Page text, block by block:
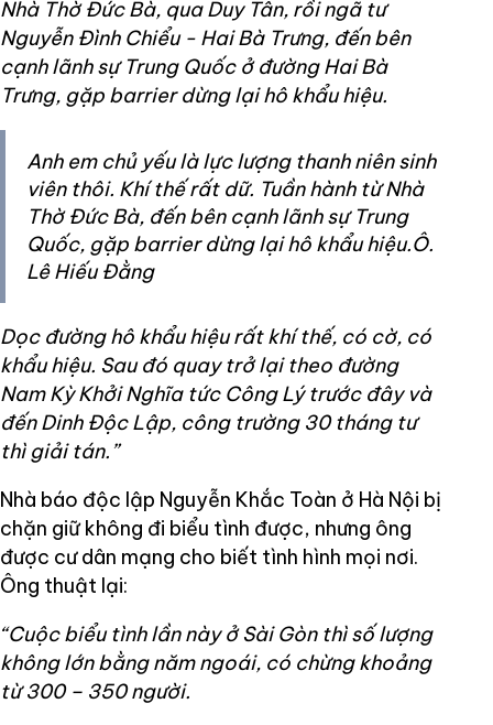
Nhà Thờ Đức Bà, qua Duy Tân, rồi ngã tư
Nguyễn Đình Chiểu - Hai Bà Trưng, đến bên
cạnh lãnh sự Trung Quốc ở đường Hai Bà
Trưng, gặp barrier dừng lại hô khẩu hiệu.
Anh em chủ yếu là lực lượng thanh niên sinh
viên thôi. Khí thế rất dữ. Tuần hành từ Nhà
Thờ Đức Bà, đến bên cạnh lãnh sự Trung
Quốc, gặp barrier dừng lại hô khẩu hiệu.Ô.
Lê Hiếu Đằng
Dọc đường hô khẩu hiệu rất khí thế, có cờ, có
khẩu hiệu. Sau đó quay trở lại theo đường
Nam Kỳ Khởi Nghĩa tức Công Lý trước đây và
đến Dinh Độc Lập, công trường 30 tháng tư
thì giải tán.”
Nhà báo độc lập Nguyễn Khắc Toàn ở Hà Nội bị
chặn giữ không đi biểu tình được, nhưng ông
được cư dân mạng cho biết tình hình mọi nơi.
Ông thuật lại:
“Cuộc biểu tình lần này ở Sài Gòn thì số lượng
không lớn bằng năm ngoái, có chừng khoảng
từ 300 – 350 người.